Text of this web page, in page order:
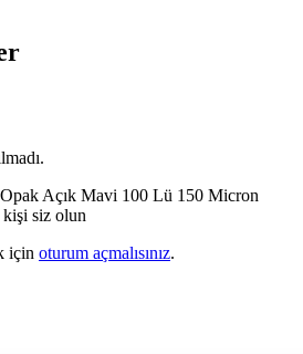
Açık Mavi 100 Lü 150 Micron
siz olun
için oturum açmalısınız.